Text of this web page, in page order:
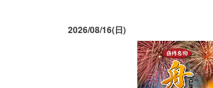
2026/08/16(日)